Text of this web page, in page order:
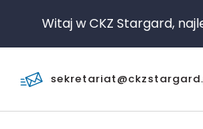
Witaj w CKZ Stargard,